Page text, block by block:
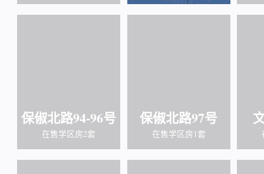
保俶北路94-96号
在售学区房2套
保俶北路97号
在售学区房1套